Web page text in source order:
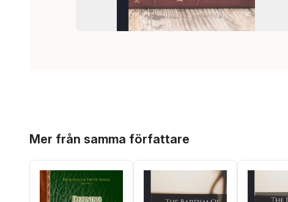
Mer från samma författare